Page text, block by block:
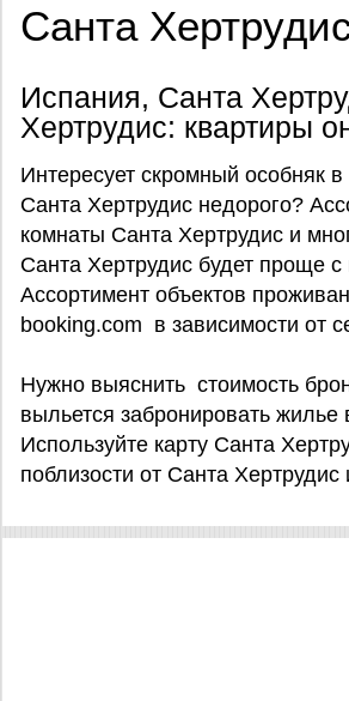
Санта
Испания, Санта
Хертрудис: квартиры
Интересует скромный особняк
Санта Хертрудис недорого?
комнаты Санта Хертрудис и
Санта Хертрудис будет проще
Ассортимент объектов
booking.com в зависимости от
Нужно выяснить стоимость
выльется забронировать
Используйте карту Санта
поблизости от Санта